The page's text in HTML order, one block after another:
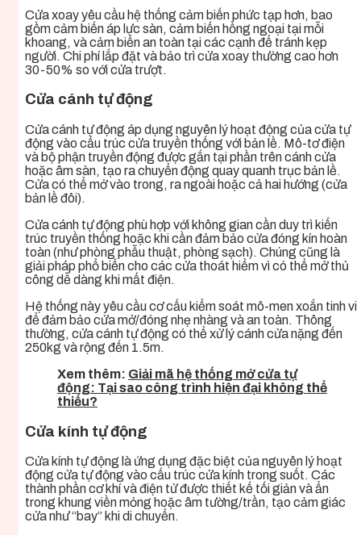
Cửa xoay yêu cầu hệ thống cảm biến phức tạp hơn, bao
gồm cảm biến áp lực sàn, cảm biến hồng ngoại tại mỗi
khoang, và cảm biến an toàn tại các cạnh để tránh kẹp
người. Chi phí lắp đặt và bảo trì cửa xoay thường cao hơn
30-50% so với cửa trượt.
Cửa cánh tự động
Cửa cánh tự động áp dụng nguyên lý hoạt động của cửa tự
động vào cấu trúc cửa truyền thống với bản lề. Mô-tơ điện
và bộ phận truyền động được gắn tại phần trên cánh cửa
hoặc âm sàn, tạo ra chuyển động quay quanh trục bản lề.
Cửa có thể mở vào trong, ra ngoài hoặc cả hai hướng (cửa
bản lề đôi).
Cửa cánh tự động phù hợp với không gian cần duy trì kiến
trúc truyền thống hoặc khi cần đảm bảo cửa đóng kín hoàn
toàn (như phòng phẫu thuật, phòng sạch). Chúng cũng là
giải pháp phổ biến cho các cửa thoát hiểm vì có thể mở thủ
công dễ dàng khi mất điện.
Hệ thống này yêu cầu cơ cấu kiểm soát mô-men xoắn tinh vi
để đảm bảo cửa mở/đóng nhẹ nhàng và an toàn. Thông
thường, cửa cánh tự động có thể xử lý cánh cửa nặng đến
250kg và rộng đến 1.5m.
Xem thêm: Giải mã hệ thống mở cửa tự
động: Tại sao công trình hiện đại không thể
thiếu?
Cửa kính tự động
Cửa kính tự động là ứng dụng đặc biệt của nguyên lý hoạt
động cửa tự động vào cấu trúc cửa kính trong suốt. Các
thành phần cơ khí và điện tử được thiết kế tối giản và ẩn
trong khung viền mỏng hoặc âm tường/trần, tạo cảm giác
cửa như “bay” khi di chuyển.